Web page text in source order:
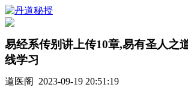
易经系传别讲上传10章,易有圣人之
线学习
道医阁 2023-09-19 20:51:19